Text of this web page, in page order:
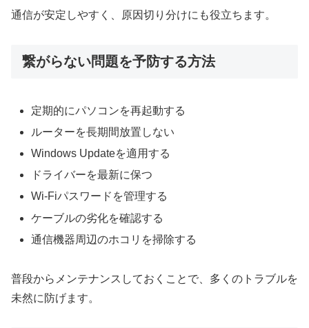
通信が安定しやすく、原因切り分けにも役立ちます。
繋がらない問題を予防する方法
定期的にパソコンを再起動する
ルーターを長期間放置しない
Windows Updateを適用する
ドライバーを最新に保つ
Wi-Fiパスワードを管理する
ケーブルの劣化を確認する
通信機器周辺のホコリを掃除する
普段からメンテナンスしておくことで、多くのトラブルを
未然に防げます。